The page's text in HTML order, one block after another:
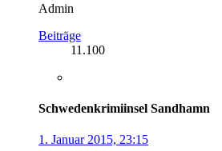
Admin
Beiträge
11.100
Schwedenkrimiinsel Sandhamn
1. Januar 2015, 23:15